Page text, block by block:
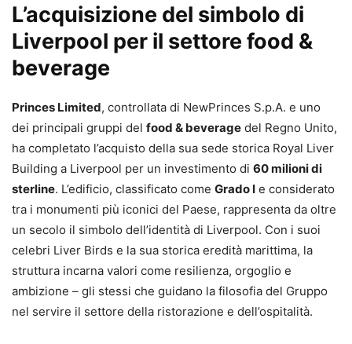
L’acquisizione del simbolo di
Liverpool per il settore food &
beverage
Princes Limited, controllata di NewPrinces S.p.A. e uno
dei principali gruppi del food & beverage del Regno Unito,
ha completato l’acquisto della sua sede storica Royal Liver
Building a Liverpool per un investimento di 60 milioni di
sterline. L’edificio, classificato come Grado I e considerato
tra i monumenti più iconici del Paese, rappresenta da oltre
un secolo il simbolo dell’identità di Liverpool. Con i suoi
celebri Liver Birds e la sua storica eredità marittima, la
struttura incarna valori come resilienza, orgoglio e
ambizione – gli stessi che guidano la filosofia del Gruppo
nel servire il settore della ristorazione e dell’ospitalità.